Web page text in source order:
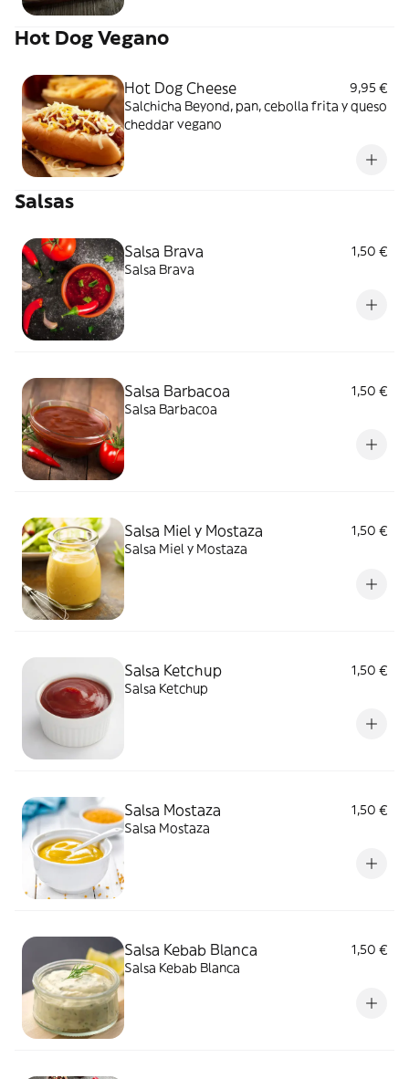
Hot Dog Vegano
Hot Dog Cheese
9,95 €
Salchicha Beyond, pan, cebolla frita y queso
cheddar vegano
Salsas
Salsa Brava
1,50 €
Salsa Brava
Salsa Barbacoa
1,50 €
Salsa Barbacoa
Salsa Miel y Mostaza
1,50 €
Salsa Miel y Mostaza
Salsa Ketchup
1,50 €
Salsa Ketchup
Salsa Mostaza
1,50 €
Salsa Mostaza
Salsa Kebab Blanca
1,50 €
Salsa Kebab Blanca